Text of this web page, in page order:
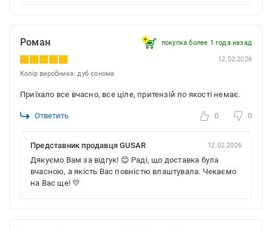
Роман покупка более 1 года назад
12.02.2026
Колір виробника: дуб сонома
Приїхало все вчасно, все ціле, притензій по якості немає.
Ответить 0 0
Представник продавця GUSAR 12.02.2026
Дякуємо Вам за відгук! 😊 Раді, що доставка була
вчасною, а якість Вас повністю влаштувала. Чекаємо
на Вас ще! 💛